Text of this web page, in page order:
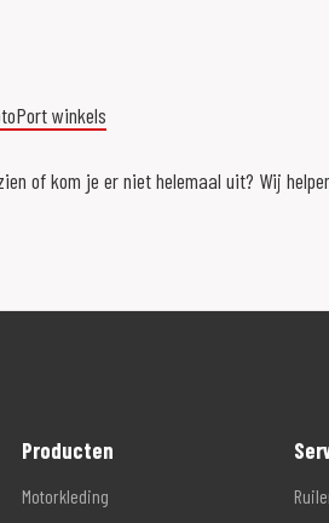
winkels
of kom je er niet helemaal uit? Wij
Producten
Motorkleding